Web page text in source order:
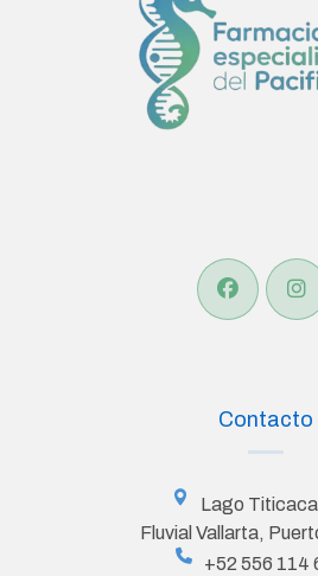
Contacto
Lago
Fluvial Vallarta,
+52 556 114